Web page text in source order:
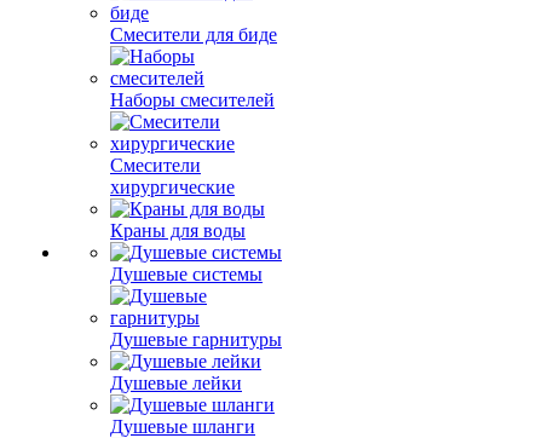
Смесители для биде
Наборы смесителей
Смесители
хирургические
Краны для воды
Душевые системы
Душевые гарнитуры
Душевые лейки
Душевые шланги